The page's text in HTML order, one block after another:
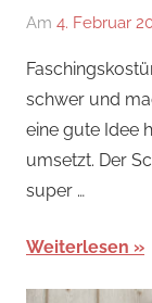
Am 4. Februar
schwer und
eine gute Idee
umsetzt. Der
super …
Weiterlesen